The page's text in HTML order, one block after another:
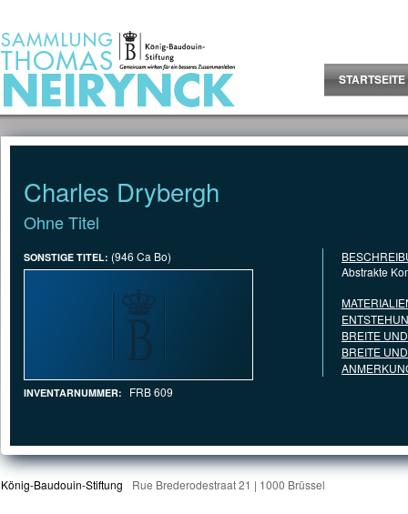
STARTSEITE
Charles Drybergh
Ohne Titel
SONSTIGE TITEL: (946 Ca Bo)
INVENTARNUMMER: FRB 609
Abstrakte
BREITE
BREITE
König-Baudouin-Stiftung Rue Brederodestraat 21 | 1000 Brüssel